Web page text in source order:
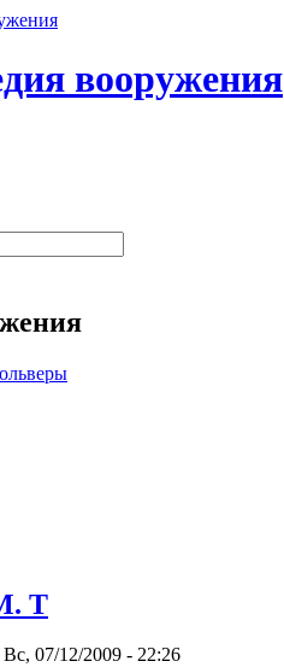
вооружения
Т
07/12/2009 - 22:26